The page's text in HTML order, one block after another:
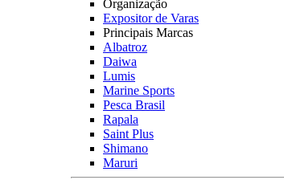
Organização
Expositor de Varas
Principais Marcas
Albatroz
Daiwa
Lumis
Marine Sports
Pesca Brasil
Rapala
Saint Plus
Shimano
Maruri